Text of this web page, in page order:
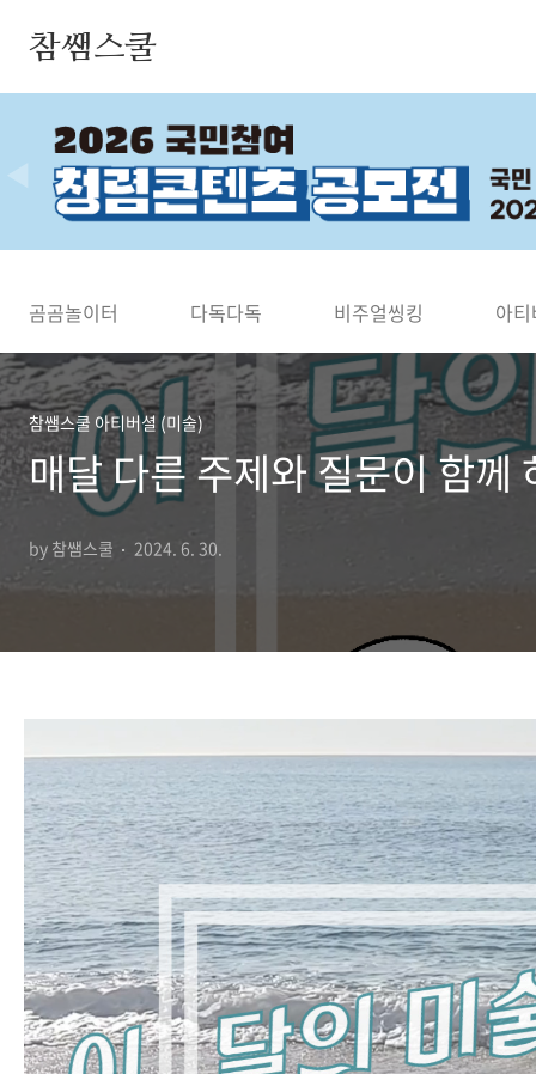
참쌤스쿨
곰곰놀이터 다독다독 비주얼씽킹 아
참쌤스쿨 아티버셜 (미술)
매달 다른 주제와 질문이 함
by 참쌤스쿨 2024. 6. 30.